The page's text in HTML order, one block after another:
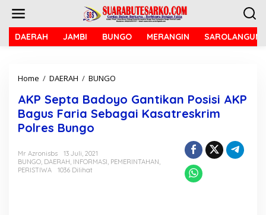
DAERAH JAMBI BUNGO MERANGIN SAROLANGUN
Home / DAERAH / BUNGO
P
S
e
B
AKP Septa Badoyo Gantikan Posisi AKP
Bagus Faria Sebagai Kasatreskrim
Polres Bungo
Mr Azronisbs
13 Juli, 2021
BUNGO, DAERAH, INFORMASI, PEMERINTAHAN,
PERISTIWA
1036 Dilihat